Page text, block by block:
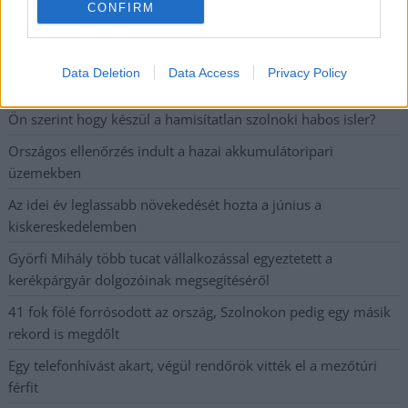
CONFIRM
Data Deletion Data Access Privacy Policy
mértékben lebénul
Elromlott a biztosítóberendezés a ceglédi vasútvonalon,
alapos késések alakultak ki a menetrendhez képest,
Ön szerint hogy készül a hamisítatlan szolnoki habos isler?
Országos ellenőrzés indult a hazai akkumulátoripari
üzemekben
Az idei év leglassabb növekedését hozta a június a
kiskereskedelemben
Györfi Mihály több tucat vállalkozással egyeztetett a
kerékpárgyár dolgozóinak megsegítéséről
41 fok fölé forrósodott az ország, Szolnokon pedig egy másik
rekord is megdőlt
Egy telefonhívást akart, végül rendőrök vitték el a mezőtúri
férfit